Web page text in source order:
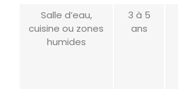
Salle d’eau,
cuisine ou zones
humides
3 à 5
ans